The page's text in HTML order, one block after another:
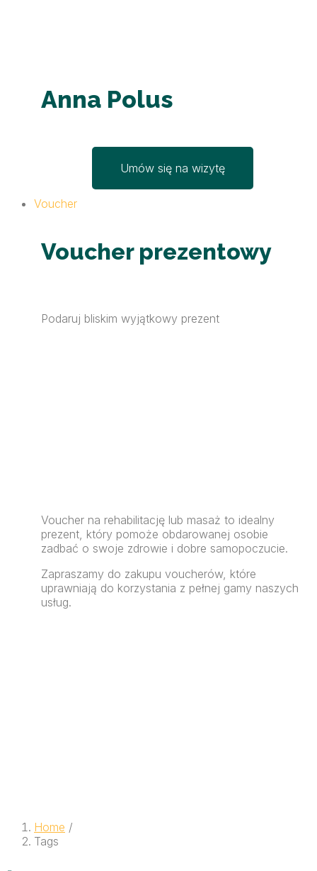
Anna Polus
Umów się na wizytę
Voucher
Voucher prezentowy
Podaruj bliskim wyjątkowy prezent
Voucher na rehabilitację lub masaż to idealny
prezent, który pomoże obdarowanej osobie
zadbać o swoje zdrowie i dobre samopoczucie.
Zapraszamy do zakupu voucherów, które
uprawniają do korzystania z pełnej gamy naszych
usług.
Home /
Tags